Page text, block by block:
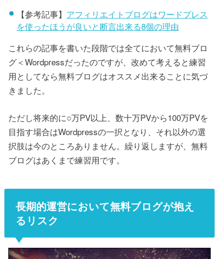
【参考記事】 アフィリエイトブログはワードプレス
を使ったほうが良いと断言出来る8個の理由
これらの記事を書いた段階では全てにおいて無料ブロ
グ＜Wordpressだったのですが、改めて考えると練習
用としてなら無料ブログはオススメ出来ることに気づ
きました。
ただし将来的に○万PV以上、数十万PVから100万PVを
目指す場合はWordpressの一択となり、それ以外の選
択肢は今のところありません。繰り返しますが、無料
ブログはあくまで練習用です。
長期的運営において無料ブログが抱え
るリスク